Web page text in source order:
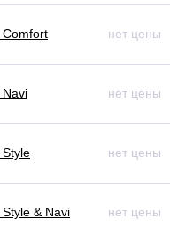
Comfort нет цены
Navi нет цены
Style нет цены
Style & Navi нет цены